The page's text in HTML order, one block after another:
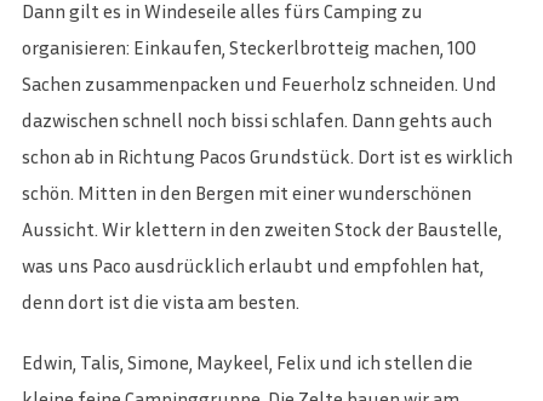
Dann gilt es in Windeseile alles fürs Camping zu
organisieren: Einkaufen, Steckerlbrotteig machen, 100
Sachen zusammenpacken und Feuerholz schneiden. Und
dazwischen schnell noch bissi schlafen. Dann gehts auch
schon ab in Richtung Pacos Grundstück. Dort ist es wirklich
schön. Mitten in den Bergen mit einer wunderschönen
Aussicht. Wir klettern in den zweiten Stock der Baustelle,
was uns Paco ausdrücklich erlaubt und empfohlen hat,
denn dort ist die vista am besten.
Edwin, Talis, Simone, Maykeel, Felix und ich stellen die